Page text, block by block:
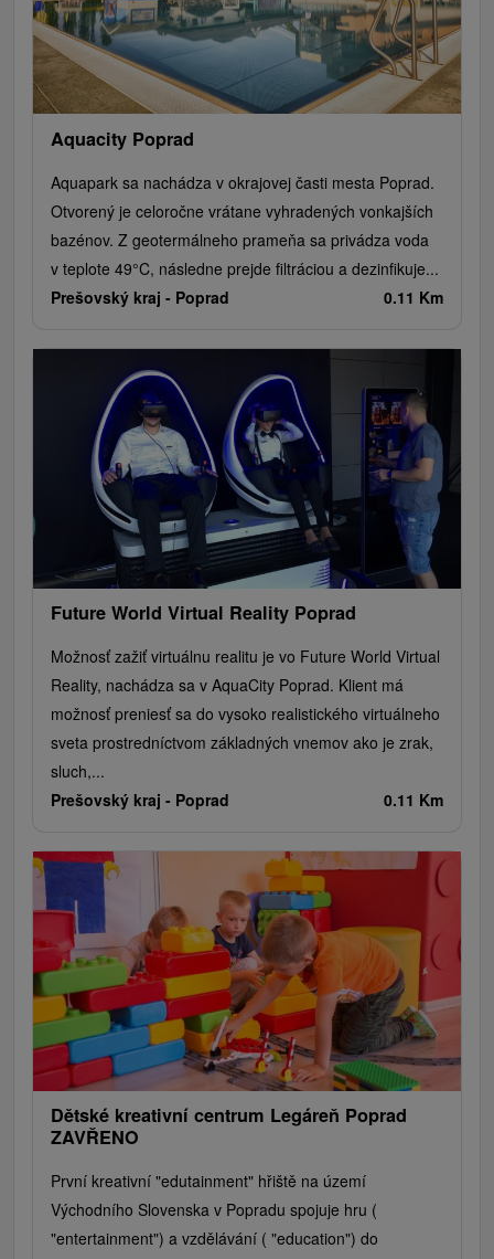
Lyžiarske strediská
Golfové ihriská
Motokárové dráhy
Amfiteátre a kiná v prírode
Cyklotrasy
Aquacity Poprad
Aquapark sa nachádza v okrajovej časti mesta Poprad.
Otvorený je celoročne vrátane vyhradených vonkajších
bazénov. Z geotermálneho prameňa sa privádza voda
v teplote 49°C, následne prejde filtráciou a dezinfikuje...
Prešovský kraj - Poprad 0.11 Km
Future World Virtual Reality Poprad
Možnosť zažiť virtuálnu realitu je vo Future World Virtual
Reality, nachádza sa v AquaCity Poprad. Klient má
možnosť preniesť sa do vysoko realistického virtuálneho
sveta prostredníctvom základných vnemov ako je zrak,
sluch,...
Prešovský kraj - Poprad 0.11 Km
Dětské kreativní centrum Legáreň Poprad
ZAVŘENO
První kreativní "edutainment" hřiště na území
Východního Slovenska v Popradu spojuje hru (
"entertainment") a vzdělávání ( "education") do